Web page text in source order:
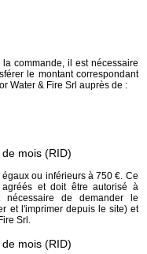
commande, il est nécessaire
le montant correspondant
Water & Fire Srl auprès de :
mois (RID)
ou inférieurs à 750 €. Ce
et doit être autorisé à
nécessaire de demander le
et l'imprimer depuis le site) et
Srl.
mois (RID)